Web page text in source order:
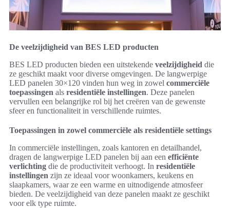
De veelzijdigheid van BES LED producten
BES LED producten bieden een uitstekende veelzijdigheid die
ze geschikt maakt voor diverse omgevingen. De langwerpige
LED panelen 30×120 vinden hun weg in zowel commerciële
toepassingen als residentiële instellingen. Deze panelen
vervullen een belangrijke rol bij het creëren van de gewenste
sfeer en functionaliteit in verschillende ruimtes.
Toepassingen in zowel commerciële als residentiële settings
In commerciële instellingen, zoals kantoren en detailhandel,
dragen de langwerpige LED panelen bij aan een efficiënte
verlichting die de productiviteit verhoogt. In residentiële
instellingen zijn ze ideaal voor woonkamers, keukens en
slaapkamers, waar ze een warme en uitnodigende atmosfeer
bieden. De veelzijdigheid van deze panelen maakt ze geschikt
voor elk type ruimte.